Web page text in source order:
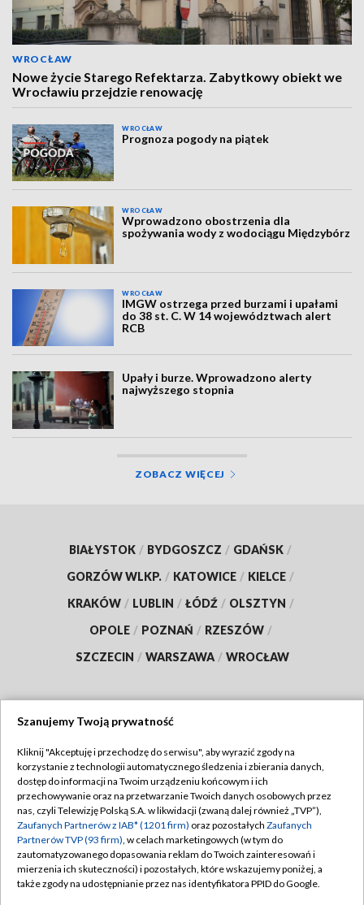
WROCŁAW
Nowe życie Starego Refektarza. Zabytkowy obiekt we
Wrocławiu przejdzie renowację
WROCŁAW
Prognoza pogody na piątek
WROCŁAW
Wprowadzono obostrzenia dla
spożywania wody z wodociągu Międzybórz
WROCŁAW
IMGW ostrzega przed burzami i upałami
do 38 st. C. W 14 województwach alert
RCB
Upały i burze. Wprowadzono alerty
najwyższego stopnia
ZOBACZ WIĘCEJ
BIAŁYSTOK / BYDGOSZCZ / GDAŃSK /
GORZÓW WLKP. / KATOWICE / KIELCE /
KRAKÓW / LUBLIN / ŁÓDŹ / OLSZTYN /
OPOLE / POZNAŃ / RZESZÓW /
SZCZECIN / WARSZAWA / WROCŁAW
TVP
Abonament TVP
Emisja w TVP
Centrum informacji TVP
Naziemna Telewizja Cyfrowa
Regulamin TVP
Polityka prywatności
Moje zgody
Pomoc
Szanujemy Twoją prywatność
Kliknij "Akceptuję i przechodzę do serwisu", aby wyrazić zgody na
korzystanie z technologii automatycznego śledzenia i zbierania danych,
dostęp do informacji na Twoim urządzeniu końcowym i ich
przechowywanie oraz na przetwarzanie Twoich danych osobowych przez
nas, czyli Telewizję Polską S.A. w likwidacji (zwaną dalej również „TVP”),
Zaufanych Partnerów z IAB* (1201 firm) oraz pozostałych Zaufanych
Partnerów TVP (93 firm), w celach marketingowych (w tym do
zautomatyzowanego dopasowania reklam do Twoich zainteresowań i
mierzenia ich skuteczności) i pozostałych, które wskazujemy poniżej, a
także zgody na udostępnianie przez nas identyfikatora PPID do Google.